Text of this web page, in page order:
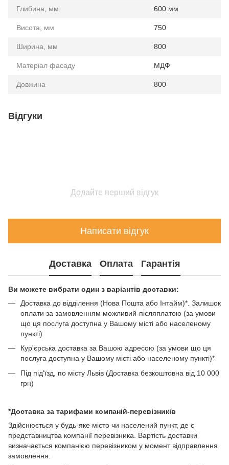
Глибина, мм 600 мм
Висота, мм 750
Ширина, мм 800
Матеріал фасаду МДФ
Довжина 800
Відгуки
Додайте перший відгук
Написати відгук
Доставка Оплата Гарантія
Ви можете вибрати один з варіантів доставки:
Доставка до відділення (Нова Пошта або Інтайм)*. Залишок
оплати за замовленням можливий-післяплатою (за умови
що ця послуга доступна у Вашому місті або населеному
пункті)
Кур'єрська доставка за Вашою адресою (за умови що ця
послуга доступна у Вашому місті або населеному пункті)*
Під під'їзд, по місту Львів (Доставка безкоштовна від 10 000
грн)
*Доставка за тарифами компаній-перевізників
Здійснюється у будь-яке місто чи населений пункт, де є
представництва компанії перевізника. Вартість доставки
визначається компанією перевізником у момент відправлення
замовлення.